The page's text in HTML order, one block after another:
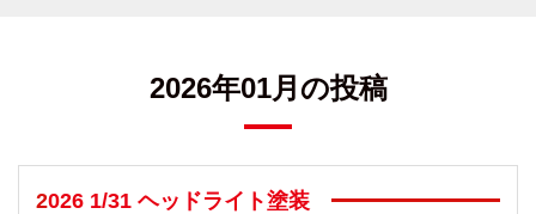
2026年01月の投稿
2026 1/31 ヘッドライト塗装